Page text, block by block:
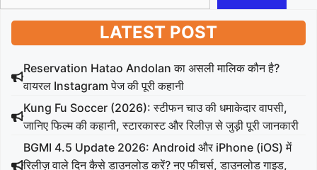
LATEST POST
Reservation Hatao Andolan का असली मालिक कौन है?
वायरल Instagram पेज की पूरी कहानी
Kung Fu Soccer (2026): स्टीफन चाउ की धमाकेदार वापसी,
जानिए फिल्म की कहानी, स्टारकास्ट और रिलीज़ से जुड़ी पूरी जानकारी
BGMI 4.5 Update 2026: Android और iPhone (iOS) में
रिलीज़ वाले दिन कैसे डाउनलोड करें? नए फीचर्स, डाउनलोड गाइड,